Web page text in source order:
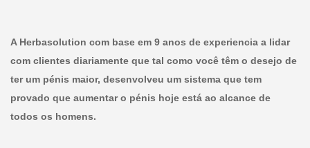
A Herbasolution com base em 9 anos de experiencia a lidar
com clientes diariamente que tal como você têm o desejo de
ter um pénis maior, desenvolveu um sistema que tem
provado que aumentar o pénis hoje está ao alcance de
todos os homens.